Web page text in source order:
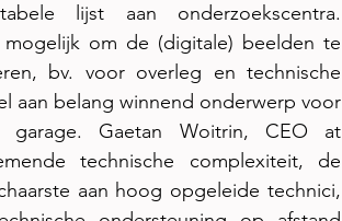
lijst aan onderzoekscentra.
om de (digitale) beelden te
bv. voor overleg en technische
aan belang winnend onderwerp voor
garage. Gaetan Woitrin, CEO at
technische complexiteit, de
aan hoog opgeleide technici,